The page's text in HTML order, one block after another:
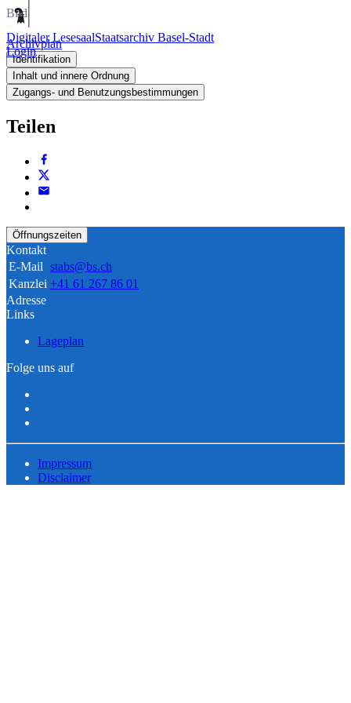
Digitaler LesesaalStaatsarchiv Basel-Stadt
Login
Bild
Archivplan
Identifikation
Inhalt und innere Ordnung
Zugangs- und Benutzungsbestimmungen
Teilen
Öffnungszeiten
Kontakt
E-Mail stabs@bs.ch
Kanzlei +41 61 267 86 01
Adresse
Links
Lageplan
Folge uns auf
Impressum
Disclaimer